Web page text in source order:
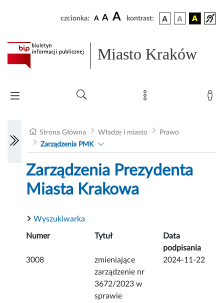
czcionka: A A A kontrast:
Miasto Kraków
Strona Główna Władze i miasto
Prawo
Zarządzenia PMK
Zarządzenia Prezydenta
Miasta Krakowa
Wyszukiwarka
Numer Tytuł
Data
podpisania
3008
zmieniające
zarządzenie nr
3672/2023 w
sprawie
2024-11-22